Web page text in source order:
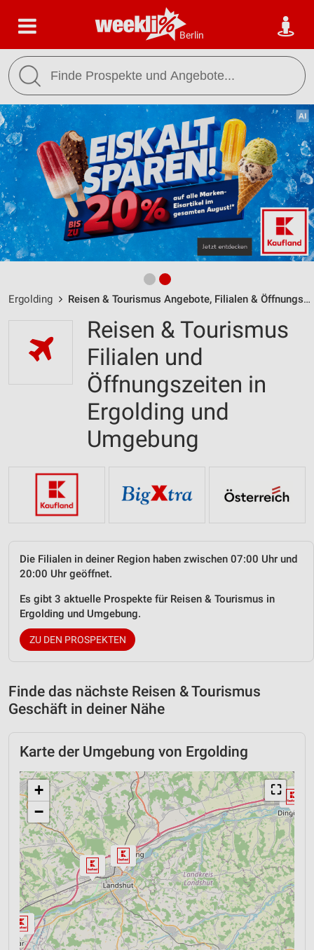
Berlin
Ergolding Reisen & Tourismus Angebote, Filialen & Öffnungszeiten
Reisen & Tourismus
Filialen und
Öffnungszeiten in
Ergolding und
Umgebung
Die Filialen in deiner Region haben zwischen 07:00 Uhr und
20:00 Uhr geöffnet.
Es gibt 3 aktuelle Prospekte für Reisen & Tourismus in
Ergolding und Umgebung.
ZU DEN PROSPEKTEN
Finde das nächste Reisen & Tourismus
Geschäft in deiner Nähe
Karte der Umgebung von Ergolding
⛶
+
−